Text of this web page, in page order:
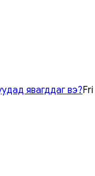
явагддаг вэ?